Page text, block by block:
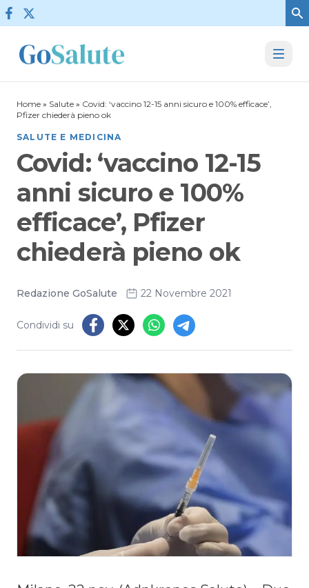
Vai al contenuto
Home » Salute » Covid: ‘vaccino 12-15 anni sicuro e 100% efficace’,
Pfizer chiederà pieno ok
SALUTE E MEDICINA
Covid: ‘vaccino 12-15
anni sicuro e 100%
efficace’, Pfizer
chiederà pieno ok
Redazione GoSalute 22 Novembre 2021
Condividi su